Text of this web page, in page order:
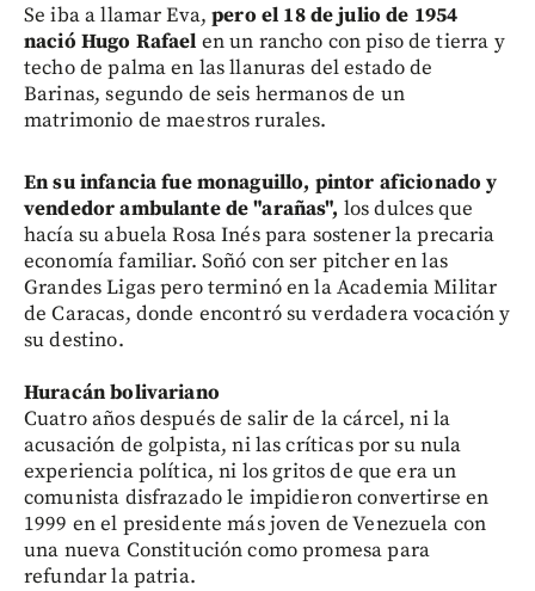
Se iba a llamar Eva,pero el 18 de julio de 1954
nació Hugo Rafael en un rancho con piso de tierra y
techo de palma en las llanuras del estado de
Barinas, segundo de seis hermanos de un
matrimonio de maestros rurales.
En su infancia fue monaguillo, pintor aficionado y
vendedor ambulante de "arañas", los dulces que
hacía su abuela Rosa Inés para sostener la precaria
economía familiar. Soñó con ser pitcher en las
Grandes Ligas pero terminó en la Academia Militar
de Caracas, donde encontró su verdadera vocación y
su destino.
Huracán bolivariano
Cuatro años después de salir de la cárcel, ni la
acusación de golpista, ni las críticas por su nula
experiencia política, ni los gritos de que era un
comunista disfrazado le impidieron convertirse en
1999 en el presidente más joven de Venezuela con
una nueva Constitución como promesa para
refundar la patria.